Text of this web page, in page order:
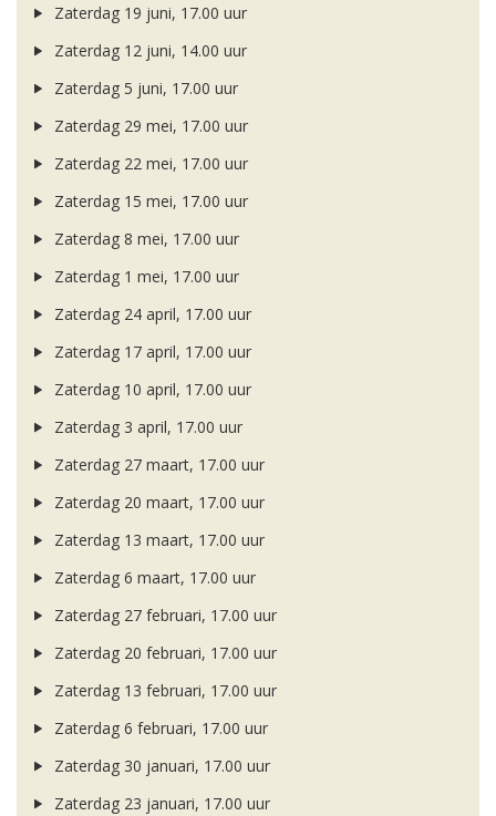
Zaterdag 19 juni, 17.00 uur
Zaterdag 12 juni, 14.00 uur
Zaterdag 5 juni, 17.00 uur
Zaterdag 29 mei, 17.00 uur
Zaterdag 22 mei, 17.00 uur
Zaterdag 15 mei, 17.00 uur
Zaterdag 8 mei, 17.00 uur
Zaterdag 1 mei, 17.00 uur
Zaterdag 24 april, 17.00 uur
Zaterdag 17 april, 17.00 uur
Zaterdag 10 april, 17.00 uur
Zaterdag 3 april, 17.00 uur
Zaterdag 27 maart, 17.00 uur
Zaterdag 20 maart, 17.00 uur
Zaterdag 13 maart, 17.00 uur
Zaterdag 6 maart, 17.00 uur
Zaterdag 27 februari, 17.00 uur
Zaterdag 20 februari, 17.00 uur
Zaterdag 13 februari, 17.00 uur
Zaterdag 6 februari, 17.00 uur
Zaterdag 30 januari, 17.00 uur
Zaterdag 23 januari, 17.00 uur